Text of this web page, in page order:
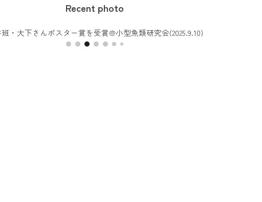
Recent photo
・大下さんポスター賞を受賞@小型魚類研究会(2025.9.10)